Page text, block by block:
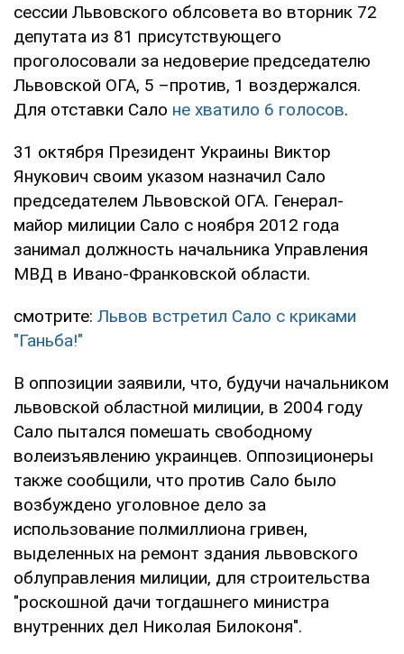
сессии Львовского облсовета во вторник 72
депутата из 81 присутствующего
проголосовали за недоверие председателю
Львовской ОГА, 5 –против, 1 воздержался.
Для отставки Сало не хватило 6 голосов.
31 октября Президент Украины Виктор
Янукович своим указом назначил Сало
председателем Львовской ОГА. Генерал-
майор милиции Сало с ноября 2012 года
занимал должность начальника Управления
МВД в Ивано-Франковской области.
смотрите: Львов встретил Сало с криками
"Ганьба!"
В оппозиции заявили, что, будучи начальником
львовской областной милиции, в 2004 году
Сало пытался помешать свободному
волеизъявлению украинцев. Оппозиционеры
также сообщили, что против Сало было
возбуждено уголовное дело за
использование полмиллиона гривен,
выделенных на ремонт здания львовского
облуправления милиции, для строительства
"роскошной дачи тогдашнего министра
внутренних дел Николая Билоконя".